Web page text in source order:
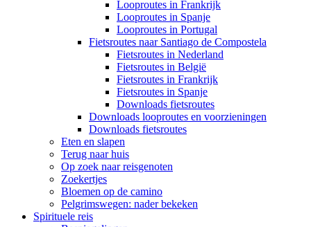
Looproutes in Frankrijk
Looproutes in Spanje
Looproutes in Portugal
Fietsroutes naar Santiago de Compostela
Fietsroutes in Nederland
Fietsroutes in België
Fietsroutes in Frankrijk
Fietsroutes in Spanje
Downloads fietsroutes
Downloads looproutes en voorzieningen
Downloads fietsroutes
Eten en slapen
Terug naar huis
Op zoek naar reisgenoten
Zoekertjes
Bloemen op de camino
Pelgrimswegen: nader bekeken
Spirituele reis